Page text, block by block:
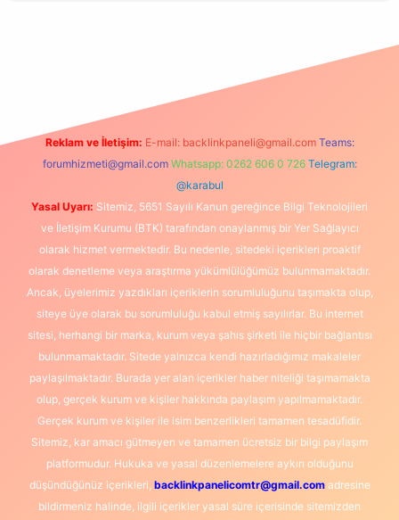
Reklam ve İletişim: E-mail: backlinkpaneli@gmail.com Teams:
forumhizmeti@gmail.com Whatsapp: 0262 606 0 726 Telegram:
@karabul
Yasal Uyarı: Sitemiz, 5651 Sayılı Kanun gereğince Bilgi Teknolojileri
ve İletişim Kurumu (BTK) tarafından onaylanmış bir Yer Sağlayıcı
olarak hizmet vermektedir. Bu nedenle, sitedeki içerikleri proaktif
olarak denetleme veya araştırma yükümlülüğümüz bulunmamaktadır.
Ancak, üyelerimiz yazdıkları içeriklerin sorumluluğunu taşımakta olup,
siteye üye olarak bu sorumluluğu kabul etmiş sayılırlar. Bu internet
sitesi, herhangi bir marka, kurum veya şahıs şirketi ile hiçbir bağlantısı
bulunmamaktadır. Sitede yalnızca kendi hazırladığımız makaleler
paylaşılmaktadır. Burada yer alan içerikler haber niteliği taşımamakta
olup, gerçek kurum ve kişiler hakkında paylaşım yapılmamaktadır.
Gerçek kurum ve kişiler ile isim benzerlikleri tamamen tesadüfidir.
Sitemiz, kar amacı gütmeyen ve tamamen ücretsiz bir bilgi paylaşım
platformudur. Hukuka ve yasal düzenlemelere aykırı olduğunu
düşündüğünüz içerikleri, backlinkpanelicomtr@gmail.comadresine
bildirmeniz halinde, ilgili içerikler yasal süre içerisinde sitemizden